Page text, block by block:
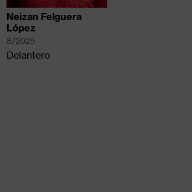
Neizan Felguera
López
8/2025
Delantero